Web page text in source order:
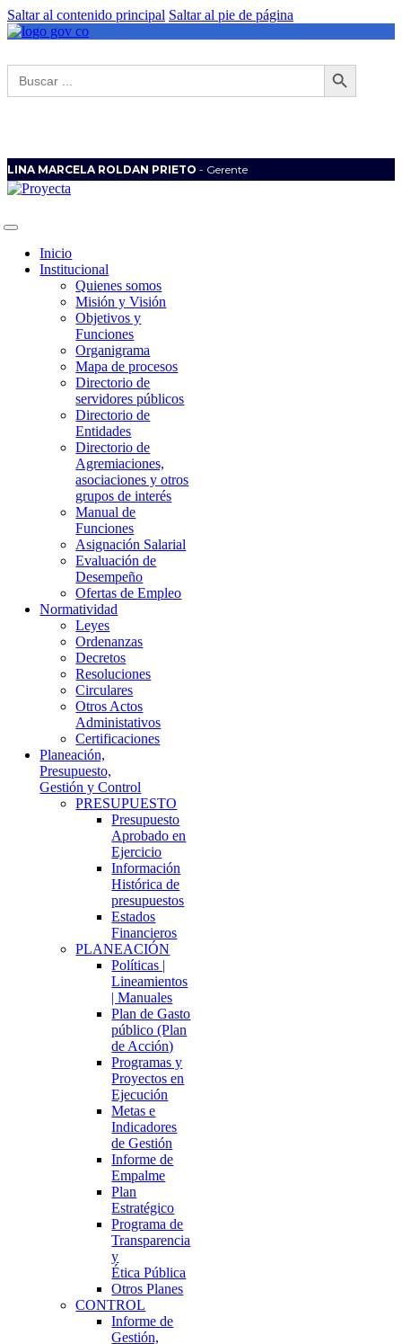
Saltar al contenido principal Saltar al pie de página
Buscar: Botón de búsqueda
LINA MARCELA ROLDAN PRIETO - Gerente
Inicio
Institucional
Quienes somos
Misión y Visión
Objetivos y
Funciones
Organigrama
Mapa de procesos
Directorio de
servidores públicos
Directorio de
Entidades
Directorio de
Agremiaciones,
asociaciones y otros
grupos de interés
Manual de
Funciones
Asignación Salarial
Evaluación de
Desempeño
Ofertas de Empleo
Normatividad
Leyes
Ordenanzas
Decretos
Resoluciones
Circulares
Otros Actos
Administativos
Certificaciones
Planeación,
Presupuesto,
Gestión y Control
PRESUPUESTO
Presupuesto
Aprobado en
Ejercicio
Información
Histórica de
presupuestos
Estados
Financieros
PLANEACIÓN
Políticas |
Lineamientos
| Manuales
Plan de Gasto
público (Plan
de Acción)
Programas y
Proyectos en
Ejecución
Metas e
Indicadores
de Gestión
Informe de
Empalme
Plan
Estratégico
Programa de
Transparencia
y
Ética Pública
Otros Planes
CONTROL
Informe de
Gestión,